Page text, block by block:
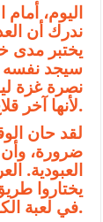
اليوم،
ندرك أن
يختبر مدى
سيجد نفسه
نصرة غزة
لأنها آخر قلاع الشرف العربي.
لقد حان
ضرورة،
العبودية.
يختاروا
في لعبة الكبار بلا قيمة وبلا تأثير.